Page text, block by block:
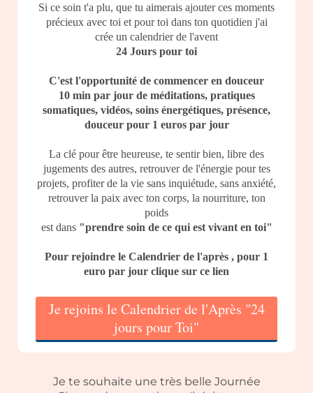
Si ce soin t'a plu, que tu aimerais ajouter ces moments
précieux avec toi et pour toi dans ton quotidien j'ai
crée un calendrier de l'avent
24 Jours pour toi
C'est l'opportunité de commencer en douceur
10 min par jour de méditations, pratiques
somatiques, vidéos, soins énergétiques, présence,
douceur pour 1 euros par jour
La clé pour être heureuse, te sentir bien, libre des
jugements des autres, retrouver de l'énergie pour tes
projets, profiter de la vie sans inquiétude, sans anxiété,
retrouver la paix avec ton corps, la nourriture, ton
poids
est dans"prendre soin de ce qui est vivant en toi"
Pour rejoindre le Calendrier de l'après , pour 1
euro par jour clique sur ce lien
Je rejoins le Calendrier de l'Après "24
jours pour Toi"
Je te souhaite une très belle Journée